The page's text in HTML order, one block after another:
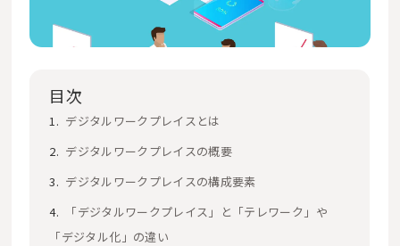
目次
デジタルワークプレイスとは
デジタルワークプレイスの概要
デジタルワークプレイスの構成要素
「デジタルワークプレイス」と「テレワーク」や
「デジタル化」の違い